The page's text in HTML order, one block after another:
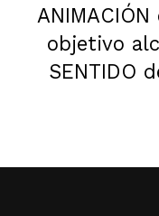
objetivo
SENTIDO